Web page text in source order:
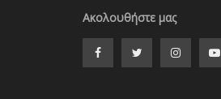
Ακολουθήστε μας